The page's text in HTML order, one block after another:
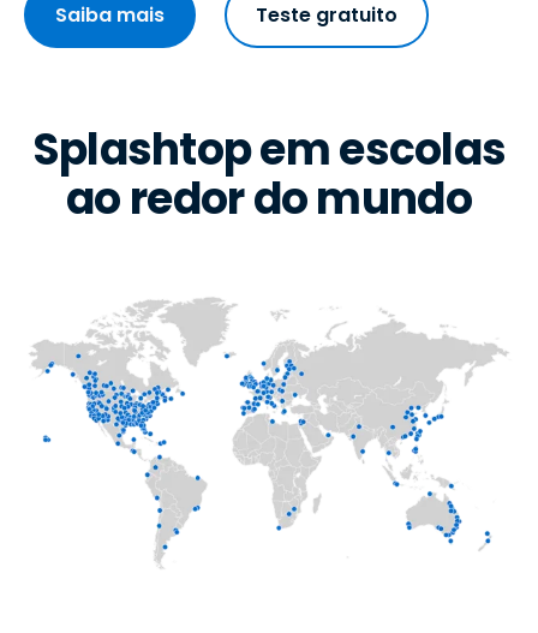
Saiba mais Teste gratuito
Splashtop em escolas
ao redor do mundo